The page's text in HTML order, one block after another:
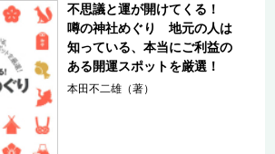
不思議と運が開けてくる！
噂の神社めぐり 地元の人は
知っている、本当にご利益の
ある開運スポットを厳選！
本田不二雄（著）